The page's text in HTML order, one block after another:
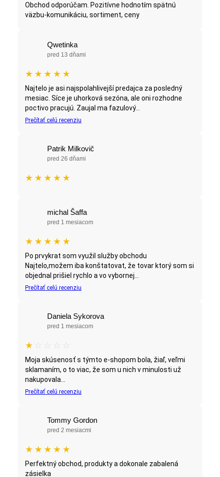
Obchod odporúčam. Pozitívne hodnotím spätnú
väzbu-komunikáciu, sortiment, ceny
Qwetinka
pred 13 dňami
★ ★ ★ ★ ★
Najtelo je asi najspolahlivejší predajca za posledný
mesiac. Síce je uhorková sezóna, ale oni rozhodne
poctivo pracujú. Zaujal ma fazulový...
Prečítať celú recenziu
Patrik Milkovič
pred 26 dňami
★ ★ ★ ★ ★
michal Šaffa
pred 1 mesiacom
★ ★ ★ ★ ★
Po prvykrat som využil služby obchodu
Najtelo,možem iba konštatovat, že tovar ktorý som si
objednal prišiel rychlo a vo vybornej...
Prečítať celú recenziu
Daniela Sykorova
pred 1 mesiacom
★ ☆ ☆ ☆ ☆
Moja skúsenosť s týmto e-shopom bola, žiaľ, veľmi
sklamaním, o to viac, že som u nich v minulosti už
nakupovala...
Prečítať celú recenziu
Tommy Gordon
pred 2 mesiacmi
★ ★ ★ ★ ★
Perfektný obchod, produkty a dokonale zabalená
zásielka